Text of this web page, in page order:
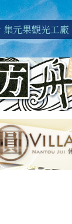
元果觀光工